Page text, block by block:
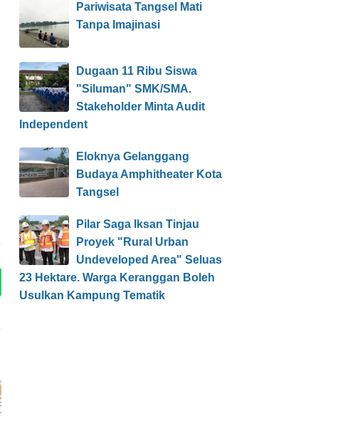
Pariwisata Tangsel Mati
Tanpa Imajinasi
Dugaan 11 Ribu Siswa
"Siluman" SMK/SMA.
Stakeholder Minta Audit
Independent
Eloknya Gelanggang
Budaya Amphitheater Kota
Tangsel
Pilar Saga Iksan Tinjau
Proyek "Rural Urban
Undeveloped Area" Seluas
23 Hektare. Warga Keranggan Boleh
Usulkan Kampung Tematik